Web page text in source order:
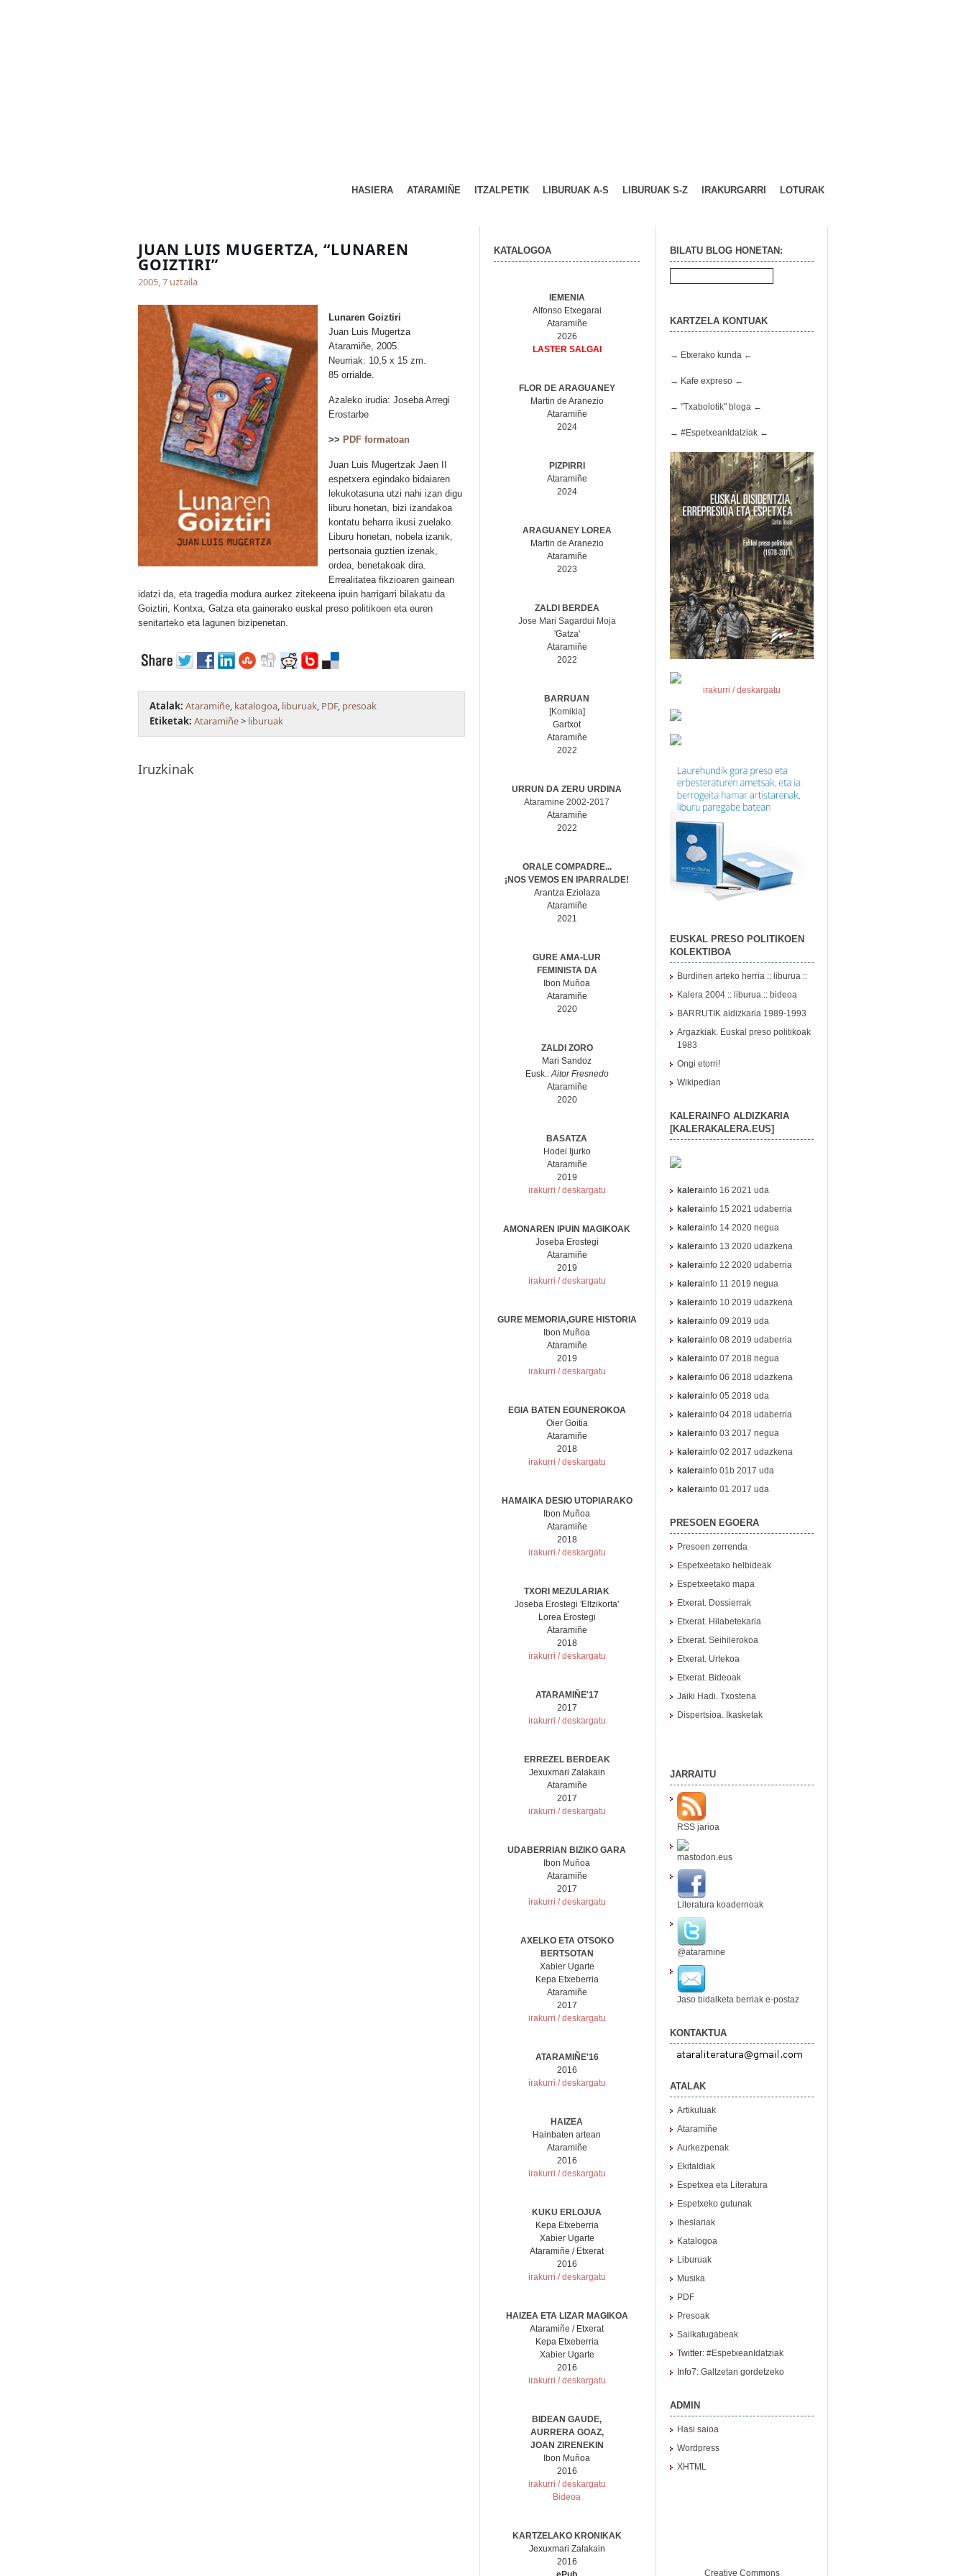
HASIERA ATARAMIÑE ITZALPETIK LIBURUAK A-S LIBURUAK S-Z IRAKURGARRI LOTURAK
JUAN LUIS MUGERTZA, “LUNAREN
GOIZTIRI”
2005, 7 uztaila
Lunaren Goiztiri
Juan Luis Mugertza
Ataramiñe, 2005.
Neurriak: 10,5 x 15 zm.
85 orrialde.
Azaleko irudia: Joseba Arregi
Erostarbe
>> PDF formatoan
Juan Luis Mugertzak Jaen II
espetxera egindako bidaiaren
lekukotasuna utzi nahi izan digu
liburu honetan, bizi izandakoa
kontatu beharra ikusi zuelako.
Liburu honetan, nobela izanik,
pertsonaia guztien izenak,
ordea, benetakoak dira.
Errealitatea fikzioaren gainean
idatzi da, eta tragedia modura aurkez zitekeena ipuin harrigarri bilakatu da
Goiztiri, Kontxa, Gatza eta gainerako euskal preso politikoen eta euren
senitarteko eta lagunen bizipenetan.
Atalak: Ataramiñe, katalogoa, liburuak, PDF, presoak
Etiketak: Ataramiñe> liburuak
Iruzkinak
KATALOGOA
IEMENIA
Alfonso Etxegarai
Ataramiñe
2026
LASTER SALGAI
FLOR DE ARAGUANEY
Martin de Aranezio
Ataramiñe
2024
PIZPIRRI
Ataramiñe
2024
ARAGUANEY LOREA
Martin de Aranezio
Ataramiñe
2023
ZALDI BERDEA
Jose Mari Sagardui Moja
'Gatza'
Ataramiñe
2022
BARRUAN
[Komikia]
Gartxot
Ataramiñe
2022
URRUN DA ZERU URDINA
Ataramine 2002-2017
Ataramiñe
2022
ORALE COMPADRE...
¡NOS VEMOS EN IPARRALDE!
Arantza Eziolaza
Ataramiñe
2021
GURE AMA-LUR
FEMINISTA DA
Ibon Muñoa
Ataramiñe
2020
ZALDI ZORO
Mari Sandoz
Eusk.:Aitor Fresnedo
Ataramiñe
2020
BASATZA
Hodei Ijurko
Ataramiñe
2019
irakurri / deskargatu
AMONAREN IPUIN MAGIKOAK
Joseba Erostegi
Ataramiñe
2019
irakurri / deskargatu
GURE MEMORIA,GURE HISTORIA
Ibon Muñoa
Ataramiñe
2019
irakurri / deskargatu
EGIA BATEN EGUNEROKOA
Oier Goitia
Ataramiñe
2018
irakurri / deskargatu
HAMAIKA DESIO UTOPIARAKO
Ibon Muñoa
Ataramiñe
2018
irakurri / deskargatu
TXORI MEZULARIAK
Joseba Erostegi 'Eltzikorta'
Lorea Erostegi
Ataramiñe
2018
irakurri / deskargatu
ATARAMIÑE'17
2017
irakurri / deskargatu
ERREZEL BERDEAK
Jexuxmari Zalakain
Ataramiñe
2017
irakurri / deskargatu
UDABERRIAN BIZIKO GARA
Ibon Muñoa
Ataramiñe
2017
irakurri / deskargatu
AXELKO ETA OTSOKO
BERTSOTAN
Xabier Ugarte
Kepa Etxeberria
Ataramiñe
2017
irakurri / deskargatu
ATARAMIÑE'16
2016
irakurri / deskargatu
HAIZEA
Hainbaten artean
Ataramiñe
2016
irakurri / deskargatu
KUKU ERLOJUA
Kepa Etxeberria
Xabier Ugarte
Ataramiñe / Etxerat
2016
irakurri / deskargatu
HAIZEA ETA LIZAR MAGIKOA
Ataramiñe / Etxerat
Kepa Etxeberria
Xabier Ugarte
2016
irakurri / deskargatu
BIDEAN GAUDE,
AURRERA GOAZ,
JOAN ZIRENEKIN
Ibon Muñoa
2016
irakurri / deskargatu
Bideoa
KARTZELAKO KRONIKAK
Jexuxmari Zalakain
2016
BILATU BLOG HONETAN:
KARTZELA KONTUAK
→ Etxerako kunda ←
→ Kafe expreso ←
→ "Txabolotik" bloga ←
→ #EspetxeanIdatziak ←
irakurri / deskargatu
EUSKAL PRESO POLITIKOEN
KOLEKTIBOA
Burdinen arteko herria :: liburua ::
Kalera 2004 :: liburua :: bideoa
BARRUTIK aldizkaria 1989-1993
Argazkiak. Euskal preso politikoak
1983
Ongi etorri!
Wikipedian
KALERAINFO ALDIZKARIA
[KALERAKALERA.EUS]
kalerainfo 16 2021 uda
kalerainfo 15 2021 udaberria
kalerainfo 14 2020 negua
kalerainfo 13 2020 udazkena
kalerainfo 12 2020 udaberria
kalerainfo 11 2019 negua
kalerainfo 10 2019 udazkena
kalerainfo 09 2019 uda
kalerainfo 08 2019 udaberria
kalerainfo 07 2018 negua
kalerainfo 06 2018 udazkena
kalerainfo 05 2018 uda
kalerainfo 04 2018 udaberria
kalerainfo 03 2017 negua
kalerainfo 02 2017 udazkena
kalerainfo 01b 2017 uda
kalerainfo 01 2017 uda
PRESOEN EGOERA
Presoen zerrenda
Espetxeetako helbideak
Espetxeetako mapa
Etxerat. Dossierrak
Etxerat. Hilabetekaria
Etxerat. Seihilerokoa
Etxerat. Urtekoa
Etxerat. Bideoak
Jaiki Hadi. Txostena
Dispertsioa. Ikasketak
JARRAITU
RSS jarioa
mastodon.eus
Literatura koadernoak
@ataramine
Jaso bidalketa berriak e-postaz
KONTAKTUA
ATALAK
Artikuluak
Ataramiñe
Aurkezpenak
Ekitaldiak
Espetxea eta Literatura
Espetxeko gutunak
Iheslariak
Katalogoa
Liburuak
Musika
PDF
Presoak
Sailkatugabeak
Twitter: #EspetxeanIdatziak
Info7: Galtzetan gordetzeko
ADMIN
Hasi saioa
Wordpress
XHTML
Creative Commons